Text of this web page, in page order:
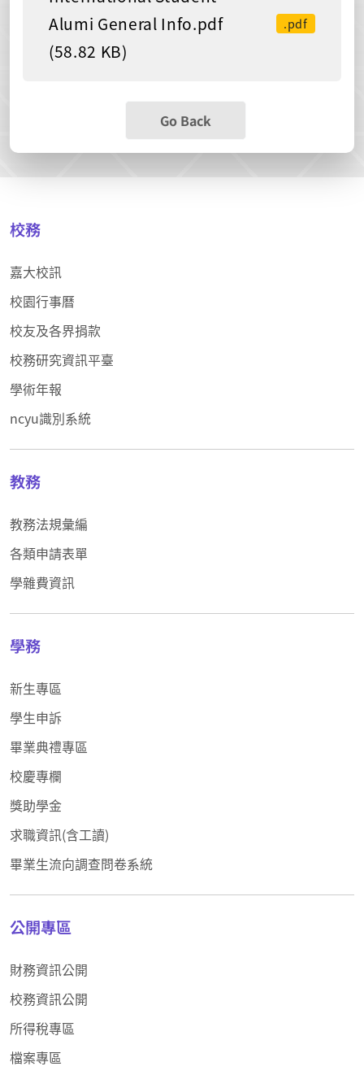
Alumi General Info.pdf
(58.82 KB)
.pdf
Go Back
校務
嘉大校訊
校園行事曆
校友及各界捐款
校務研究資訊平臺
學術年報
ncyu識別系統
教務
教務法規彙編
各類申請表單
學雜費資訊
學務
新生專區
學生申訴
畢業典禮專區
校慶專欄
獎助學金
求職資訊(含工讀)
畢業生流向調查問卷系統
公開專區
財務資訊公開
校務資訊公開
所得稅專區
檔案專區